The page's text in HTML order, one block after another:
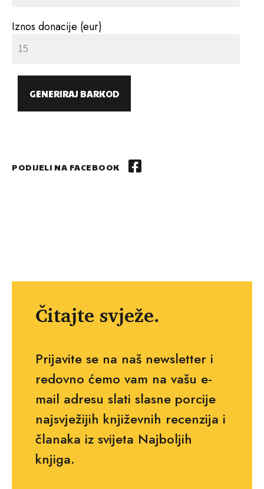
Iznos donacije (eur)
GENERIRAJ BARKOD
PODIJELI NA FACEBOOK
Čitajte svježe.
Prijavite se na naš newsletter i
redovno ćemo vam na vašu e-
mail adresu slati slasne porcije
najsvježijih književnih recenzija i
članaka iz svijeta Najboljih
knjiga.